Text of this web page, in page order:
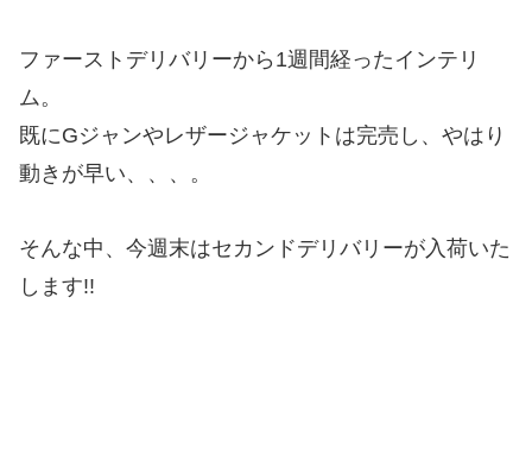
ファーストデリバリーから1週間経ったインテリ
ム。
既にGジャンやレザージャケットは完売し、やはり
動きが早い、、、。
そんな中、今週末はセカンドデリバリーが入荷いた
します!!